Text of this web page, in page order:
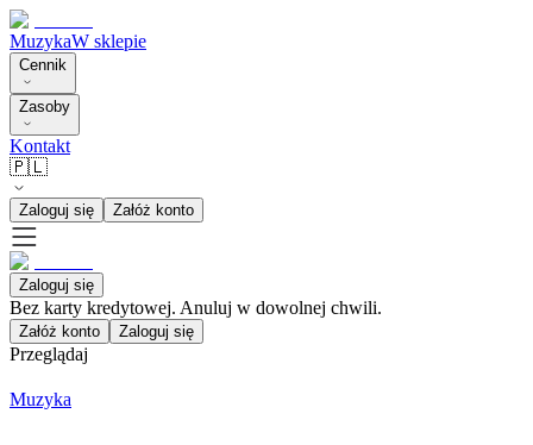
MuzykaW sklepie
Cennik
Zasoby
Kontakt
🇵🇱
Zaloguj się Załóż konto
Zaloguj się
Bez karty kredytowej. Anuluj w dowolnej chwili.
Załóż konto Zaloguj się
Przeglądaj
Muzyka